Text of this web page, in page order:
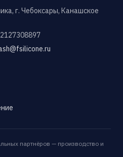
г. Чебоксары, Канашское
партнёров — производство и